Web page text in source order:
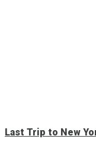
Last Trip to New